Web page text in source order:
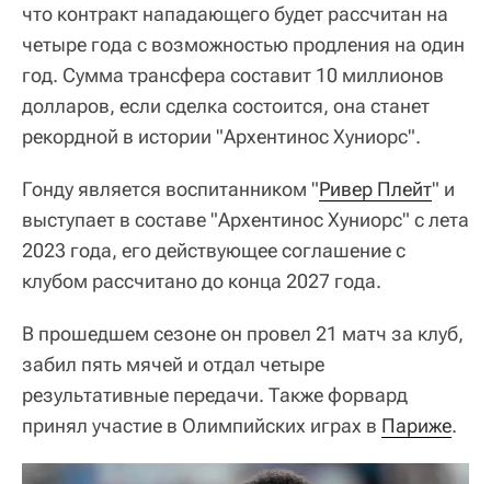
что контракт нападающего будет рассчитан на
четыре года с возможностью продления на один
год. Сумма трансфера составит 10 миллионов
долларов, если сделка состоится, она станет
рекордной в истории "Архентинос Хуниорс".
Гонду является воспитанником "Ривер Плейт" и
выступает в составе "Архентинос Хуниорс" с лета
2023 года, его действующее соглашение с
клубом рассчитано до конца 2027 года.
В прошедшем сезоне он провел 21 матч за клуб,
забил пять мячей и отдал четыре
результативные передачи. Также форвард
принял участие в Олимпийских играх в Париже.